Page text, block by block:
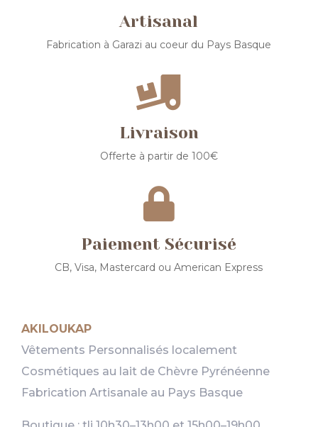
Artisanal
Fabrication à Garazi au coeur du Pays Basque

Livraison
Offerte à partir de 100€

Paiement Sécurisé
CB, Visa, Mastercard ou American Express
AKILOUKAP
Vêtements Personnalisés localement
Cosmétiques au lait de Chèvre Pyrénéenne
Fabrication Artisanale au Pays Basque